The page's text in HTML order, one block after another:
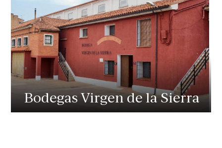
Bodegas Virgen de la Sierra